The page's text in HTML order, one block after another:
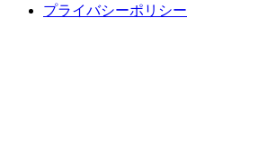
プライバシーポリシー